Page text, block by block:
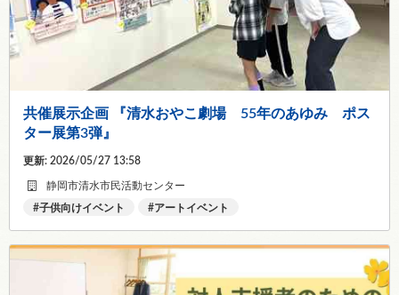
共催展示企画 『清水おやこ劇場 55年のあゆみ ポス
ター展第3弾』
更新: 2026/05/27 13:58
静岡市清水市民活動センター
子供向けイベント アートイベント